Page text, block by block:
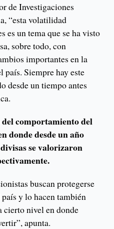
de Investigaciones
“esta volatilidad
es un tema que se ha visto
sobre todo, con
importantes en la
país. Siempre hay este
desde un tiempo antes
comportamiento del
donde desde un año
se valorizaron
buscan protegerse
y lo hacen también
cierto nivel en donde
apunta.